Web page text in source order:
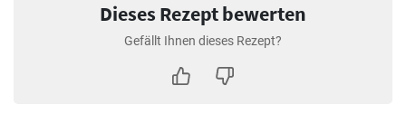
Dieses Rezept bewerten
Gefällt Ihnen dieses Rezept?